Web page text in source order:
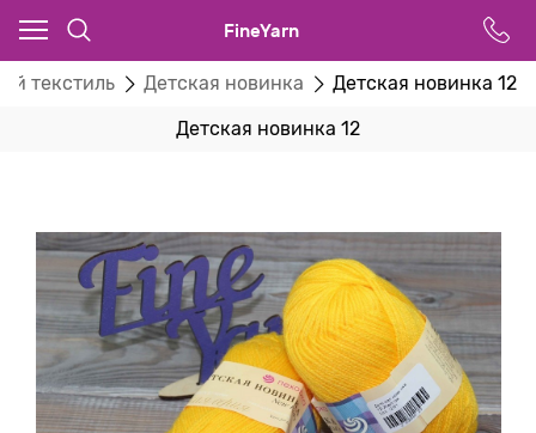
FineYarn
текстиль Детская новинка Детская новинка 12
Детская новинка 12